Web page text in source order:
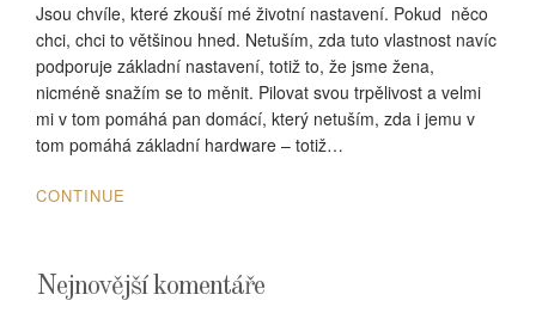
Jsou chvíle, které zkouší mé životní nastavení. Pokud něco
chci, chci to většinou hned. Netuším, zda tuto vlastnost navíc
podporuje základní nastavení, totiž to, že jsme žena,
nicméně snažím se to měnit. Pilovat svou trpělivost a velmi
mi v tom pomáhá pan domácí, který netuším, zda i jemu v
tom pomáhá základní hardware – totiž…
CONTINUE
Nejnovější komentáře